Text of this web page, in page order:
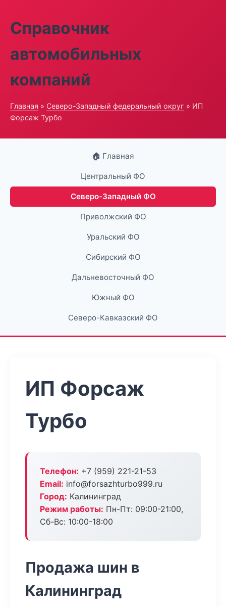
Справочник
автомобильных
компаний
Главная » Северо-Западный федеральный округ » ИП
Форсаж Турбо
🏠 Главная
Центральный ФО
Северо-Западный ФО
Приволжский ФО
Уральский ФО
Сибирский ФО
Дальневосточный ФО
Южный ФО
Северо-Кавказский ФО
ИП Форсаж
Турбо
Телефон: +7 (959) 221-21-53
Email: info@forsazhturbo999.ru
Город: Калининград
Режим работы: Пн-Пт: 09:00-21:00,
Сб-Вс: 10:00-18:00
Продажа шин в
Калининград